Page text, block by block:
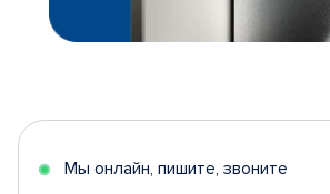
Мы онлайн, пишите, звоните